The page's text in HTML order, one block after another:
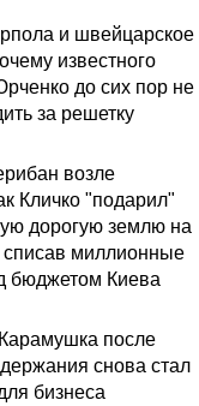
и швейцарское
известного
до сих пор не
за решетку
возле
Кличко "подарил"
дорогую землю на
списав миллионные
бюджетом Киева
после
снова стал
бизнеса